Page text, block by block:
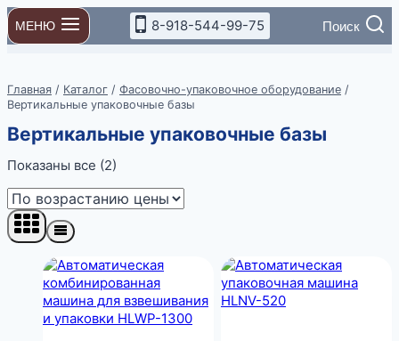
Перейти
к
содержимому
МЕНЮ 8-918-544-99-75 Поиск
Главная / Каталог / Фасовочно-упаковочное оборудование /
Вертикальные упаковочные базы
Вертикальные упаковочные базы
Показаны все (2)
возрастанию